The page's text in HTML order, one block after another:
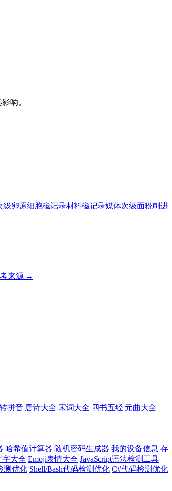
响。
级卵原细胞磁记录材料磁记录媒体次级面粉刺进
来源 →
拼音 唐诗大全 宋词大全 四书五经 元曲大全
哈希值计算器 随机密码生成器 我的设备信息 存
字大全 Emoji表情大全 JavaScript语法检测工具
测优化 Shell/Bash代码检测优化 C#代码检测优化